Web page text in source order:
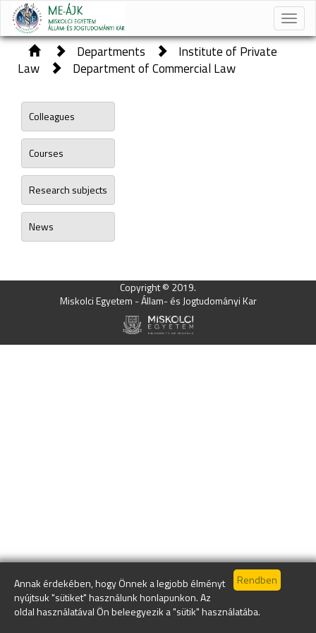
Annak érdekében, hogy Önnek a legjobb élményt
nyújtsuk "sütiket" használunk honlapunkon. Az
oldal használatával Ön beleegyezik a "sütik" használatába.
Toggle
Departments
Institute of Private
Law
Department of Commercial Law
Colleagues
Courses
Research subjects
News
Copyright © 2019.
Miskolci Egyetem - Állam- és Jogtudományi Kar